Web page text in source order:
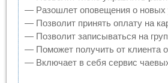
— Разошлет оповещения о новых
— Позволит принять оплату на
— Позволит записываться на
— Поможет получить от клиента
— Включает в себя сервис